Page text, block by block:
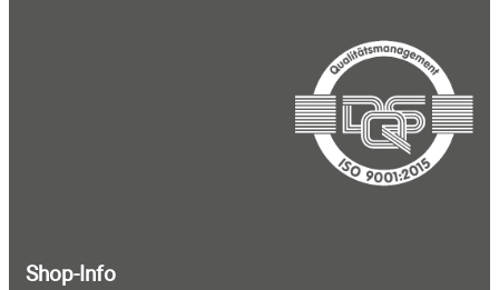
Shop-Info